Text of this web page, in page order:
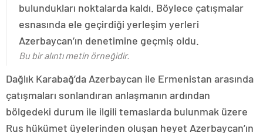
bulundukları noktalarda kaldı. Böylece çatışmalar
esnasında ele geçirdiği yerleşim yerleri
Azerbaycan’ın denetimine geçmiş oldu.
Bu bir alıntı metin örneğidir.
Dağlık Karabağ’da Azerbaycan ile Ermenistan arasında
çatışmaları sonlandıran anlaşmanın ardından
bölgedeki durum ile ilgili temaslarda bulunmak üzere
Rus hükümet üyelerinden oluşan heyet Azerbaycan’ın